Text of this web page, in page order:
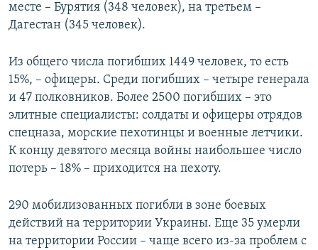
месте – Бурятия (348 человек), на третьем –
Дагестан (345 человек).
Из общего числа погибших 1449 человек, то есть
15%, – офицеры. Среди погибших – четыре генерала
и 47 полковников. Более 2500 погибших – это
элитные специалисты: солдаты и офицеры отрядов
спецназа, морские пехотинцы и военные летчики.
К концу девятого месяца войны наибольшее число
потерь – 18% – приходится на пехоту.
290 мобилизованных погибли в зоне боевых
действий на территории Украины. Еще 35 умерли
на территории России – чаще всего из-за проблем с